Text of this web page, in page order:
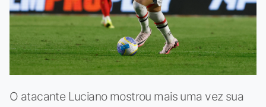
O atacante Luciano mostrou mais uma vez sua